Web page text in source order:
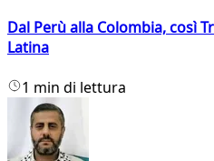
Dal Perù alla Colombia, così
Latina
1 min di lettura